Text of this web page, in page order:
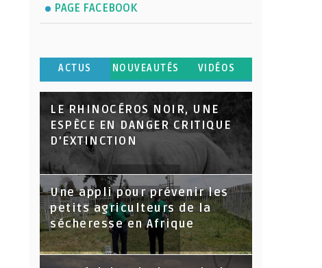
PAGE FACEBOOK
ACTUS NOUVEAUTÉS VIDÉOS
LE RHINOCÉROS NOIR, UNE
ESPÈCE EN DANGER CRITIQUE
D’EXTINCTION
Une appli pour prévenir les
petits agriculteurs de la
sécheresse en Afrique